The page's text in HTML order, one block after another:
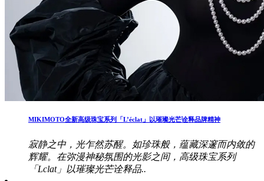
MIKIMOTO全新高级珠宝系列「L’éclat」以璀璨光芒诠释品牌精神
寂静之中，光乍然苏醒。如珍珠般，蕴藏深邃而内敛的
辉耀。在弥漫神秘氛围的光影之间，高级珠宝系列
「Lclat」以璀璨光芒诠释品..